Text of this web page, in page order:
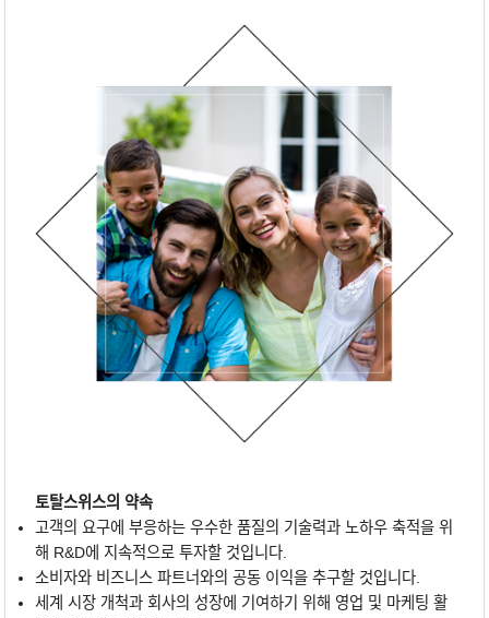
토탈스위스의 약속
고객의 요구에 부응하는 우수한 품질의 기술력과 노하우 축적을 위
해 R&D에 지속적으로 투자할 것입니다.
소비자와 비즈니스 파트너와의 공동 이익을 추구할 것입니다.
세계 시장 개척과 회사의 성장에 기여하기 위해 영업 및 마케팅 활